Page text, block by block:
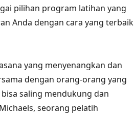
pilihan program latihan yang
Anda dengan cara yang terbaik
yang menyenangkan dan
dengan orang-orang yang
saling mendukung dan
seorang pelatih